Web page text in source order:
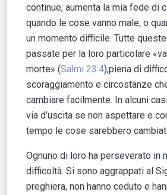
continue, aumenta la mia fede di
quando le cose vanno male, o
un momento difficile. Tutte
passate per la loro particolare
morte» (Salmi 23:4),piena di
scoraggiamento e circostanze
cambiare facilmente. In alcuni
via d’uscita se non aspettare e
tempo le cose sarebbero
Ognuno di loro ha perseverato in
difficoltà. Si sono aggrappati al
preghiera, non hanno ceduto e